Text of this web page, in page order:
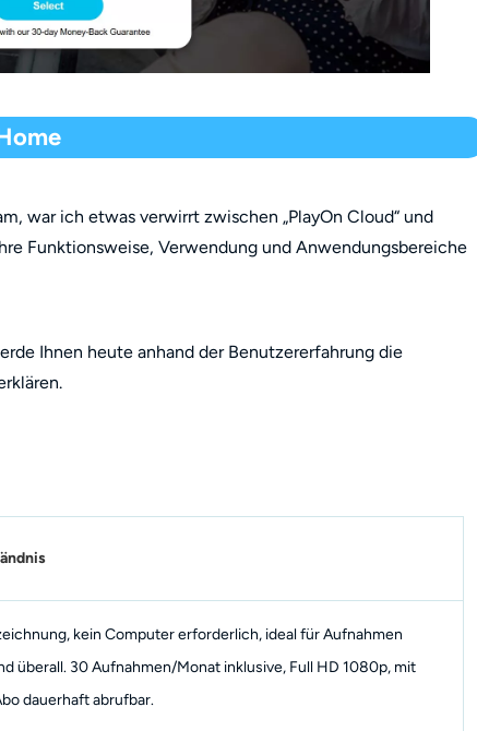
war ich etwas verwirrt zwischen „PlayOn Cloud“ und
Funktionsweise, Verwendung und Anwendungsbereiche
Ihnen heute anhand der Benutzererfahrung die
kein Computer erforderlich, ideal für Aufnahmen
überall. 30 Aufnahmen/Monat inklusive, Full HD 1080p, mit
dauerhaft abrufbar.